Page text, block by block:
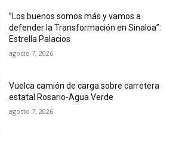
”Los buenos somos más y vamos a
defender la Transformación en Sinaloa”:
Estrella Palacios
agosto 7, 2026
Vuelca camión de carga sobre carretera
estatal Rosario-Agua Verde
agosto 7, 2026